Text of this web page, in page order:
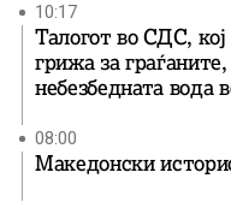
10:17
Талогот во СДС,
грижа за
небезбедната вода
08:00
Македонски